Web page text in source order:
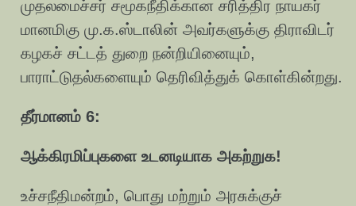
முதலமைச்சர் சமூகநீதிக்கான சரித்திர நாயகர்
மானமிகு மு.க.ஸ்டாலின் அவர்களுக்கு திராவிடர்
கழகச் சட்டத் துறை நன்றியினையும்,
பாராட்டுதல்களையும் தெரிவித்துக் கொள்கின்றது.
தீர்மானம் 6:
ஆக்கிரமிப்புகளை உடனடியாக அகற்றுக!
உச்சநீதிமன்றம், பொது மற்றும் அரசுக்குச்